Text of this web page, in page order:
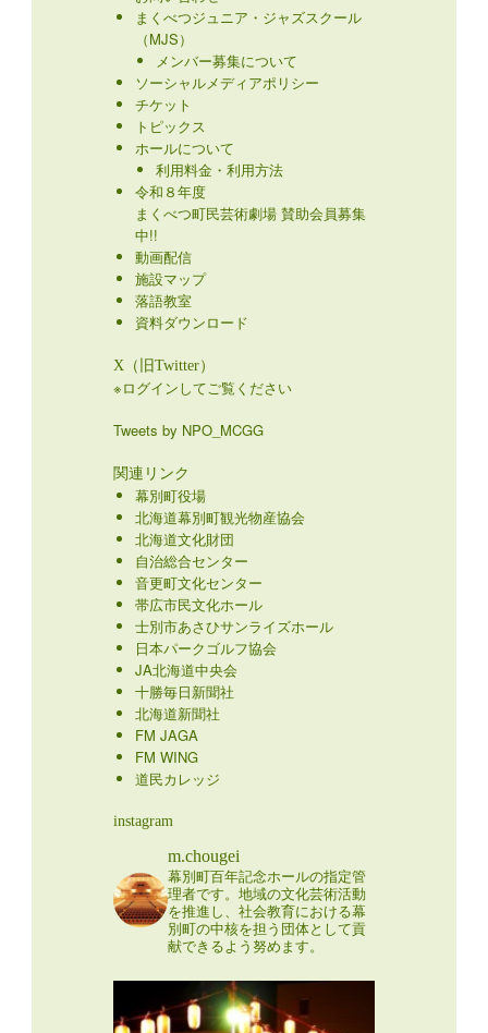
まくべつジュニア・ジャズスクール
（MJS）
メンバー募集について
ソーシャルメディアポリシー
チケット
トピックス
ホールについて
利用料金・利用方法
令和８年度
まくべつ町民芸術劇場 賛助会員募集
中!!
動画配信
施設マップ
落語教室
資料ダウンロード
X（旧Twitter）
※ログインしてご覧ください
Tweets by NPO_MCGG
関連リンク
幕別町役場
北海道幕別町観光物産協会
北海道文化財団
自治総合センター
音更町文化センター
帯広市民文化ホール
士別市あさひサンライズホール
日本パークゴルフ協会
JA北海道中央会
十勝毎日新聞社
北海道新聞社
FM JAGA
FM WING
道民カレッジ
instagram
m.chougei
幕別町百年記念ホールの指定管
理者です。地域の文化芸術活動
を推進し、社会教育における幕
別町の中核を担う団体として貢
献できるよう努めます。